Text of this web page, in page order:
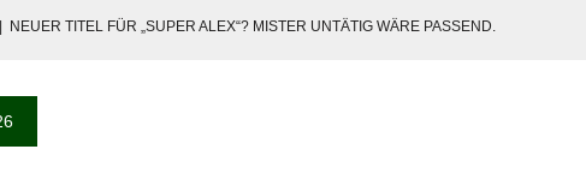
NEUER TITEL FÜR „SUPER ALEX“? MISTER UNTÄTIG WÄRE PASSEND.
FAHREN OHNE FAHRERLAUBNIS